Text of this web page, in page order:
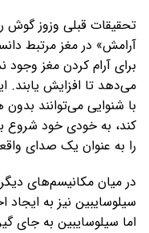
تحقیقات قبلی وزوز گوش
برای آرام کردن مغز وجود
می‌دهد تا افزایش یابند.
با شنوایی می‌توانند
کند، به خودی خود شروع
را به عنوان یک صدای
در میان مکانیسم‌های
سیلوسایبین نیز به
اما سیلوسایبین به جای